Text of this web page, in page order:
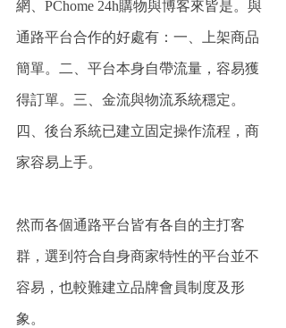
網、PChome 24h購物與博客來皆是。與
通路平台合作的好處有：一、上架商品
簡單。二、平台本身自帶流量，容易獲
得訂單。三、金流與物流系統穩定。
四、後台系統已建立固定操作流程，商
家容易上手。
然而各個通路平台皆有各自的主打客
群，選到符合自身商家特性的平台並不
容易，也較難建立品牌會員制度及形
象。